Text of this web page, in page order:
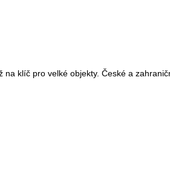
klíč pro velké objekty. České a